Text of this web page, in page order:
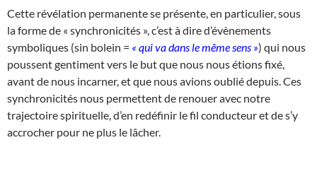
Cette révélation permanente se présente, en particulier, sous
la forme de « synchronicités », c’est à dire d’évènements
symboliques (sin bolein = « qui va dans le même sens ») qui nous
poussent gentiment vers le but que nous nous étions fixé,
avant de nous incarner, et que nous avions oublié depuis. Ces
synchronicités nous permettent de renouer avec notre
trajectoire spirituelle, d’en redéfinir le fil conducteur et de s’y
accrocher pour ne plus le lâcher.